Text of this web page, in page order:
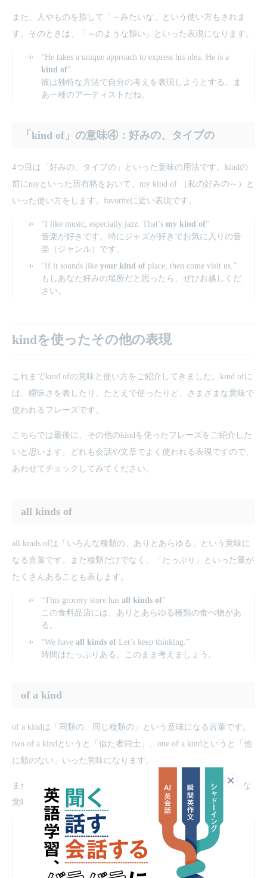
また、人やものを指して「～みたいな」という使い方もされま
す。そのときは、「～のような類い」といった表現になります。
“He takes a unique approach to express his idea. He is a
kind of”
彼は独特な方法で自分の考えを表現しようとする。ま
あ一種のアーティストだね。
「kind of」の意味④：好みの、タイプの
4つ目は「好みの、タイプの」といった意味の用法です。kindの
前にmyといった所有格をおいて、my kind of （私の好みの～）と
いった使い方をします。favoriteに近い表現です。
“I like music, especially jazz. That’s my kind of”
音楽が好きです。特にジャズが好きでお気に入りの音
楽（ジャンル）です。
“If it sounds like your kind of place, then come visit us.”
もしあなた好みの場所だと思ったら、ぜひお越しくだ
さい。
kindを使ったその他の表現
これまでkind ofの意味と使い方をご紹介してきました。kind ofに
は、曖昧さを表したり、たとえで使ったりと、さまざまな意味で
使われるフレーズです。
こちらでは最後に、その他のkindを使ったフレーズをご紹介した
いと思います。どれも会話や文章でよく使われる表現ですので、
あわせてチェックしてみてください。
all kinds of
​all kinds ofは「いろんな種類の、ありとあらゆる」という意味に
なる言葉です。また種類だけでなく、「たっぷり」といった量が
たくさんあることも表します。
“This grocery store has all kinds of”
この食料品店には、ありとあらゆる種類の食べ物があ
る。
“We have all kinds of Let’s keep thinking.”
時間はたっぷりある。このまま考えましょう。
​of a kind
​of a kindは「同類の、同じ種類の」という意味になる言葉です。
two of a kindというと「似た者同士」、one of a kindというと「他
に類のない」いった意味になります。
またof a kindには「名ばかりの、おそまつな」といった侮辱的な
意味もあるので、使い方には注意が必要です。
“They aretwo of a kind
. That’s why they always argue
with one another.”
彼らは似た者同士だ。だからいつもお互い言い合いを
する。
閉じる